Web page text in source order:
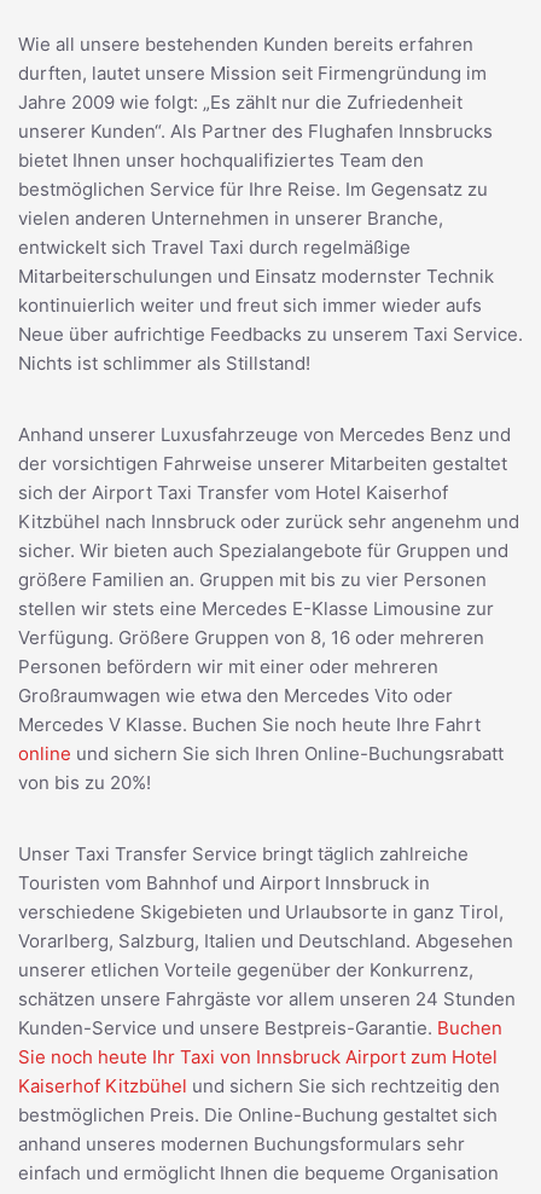
Wie all unsere bestehenden Kunden bereits erfahren
durften, lautet unsere Mission seit Firmengründung im
Jahre 2009 wie folgt: „Es zählt nur die Zufriedenheit
unserer Kunden“. Als Partner des Flughafen Innsbrucks
bietet Ihnen unser hochqualifiziertes Team den
bestmöglichen Service für Ihre Reise. Im Gegensatz zu
vielen anderen Unternehmen in unserer Branche,
entwickelt sich Travel Taxi durch regelmäßige
Mitarbeiterschulungen und Einsatz modernster Technik
kontinuierlich weiter und freut sich immer wieder aufs
Neue über aufrichtige Feedbacks zu unserem Taxi Service.
Nichts ist schlimmer als Stillstand!
Anhand unserer Luxusfahrzeuge von Mercedes Benz und
der vorsichtigen Fahrweise unserer Mitarbeiten gestaltet
sich der Airport Taxi Transfer vom Hotel Kaiserhof
Kitzbühel nach Innsbruck oder zurück sehr angenehm und
sicher. Wir bieten auch Spezialangebote für Gruppen und
größere Familien an. Gruppen mit bis zu vier Personen
stellen wir stets eine Mercedes E-Klasse Limousine zur
Verfügung. Größere Gruppen von 8, 16 oder mehreren
Personen befördern wir mit einer oder mehreren
Großraumwagen wie etwa den Mercedes Vito oder
Mercedes V Klasse. Buchen Sie noch heute Ihre Fahrt
online und sichern Sie sich Ihren Online-Buchungsrabatt
von bis zu 20%!
Unser Taxi Transfer Service bringt täglich zahlreiche
Touristen vom Bahnhof und Airport Innsbruck in
verschiedene Skigebieten und Urlaubsorte in ganz Tirol,
Vorarlberg, Salzburg, Italien und Deutschland. Abgesehen
unserer etlichen Vorteile gegenüber der Konkurrenz,
schätzen unsere Fahrgäste vor allem unseren 24 Stunden
Kunden-Service und unsere Bestpreis-Garantie. Buchen
Sie noch heute Ihr Taxi von Innsbruck Airport zum Hotel
Kaiserhof Kitzbühel und sichern Sie sich rechtzeitig den
bestmöglichen Preis. Die Online-Buchung gestaltet sich
anhand unseres modernen Buchungsformulars sehr
einfach und ermöglicht Ihnen die bequeme Organisation